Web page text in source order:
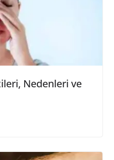
Nedenleri ve